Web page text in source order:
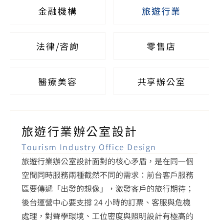
金融機構 旅遊行業
法律/咨詢 零售店
醫療美容 共享辦公室
Tourism Industry Office Design
旅遊行業辦公室設計面對的核心矛盾，是在同一個
空間同時服務兩種截然不同的需求：前台客戶服務
區要傳遞「出發的想像」，激發客戶的旅行期待；
後台運營中心要支撐 24 小時的訂票、客服與危機
處理，對聲學環境、工位密度與照明設計有極高的